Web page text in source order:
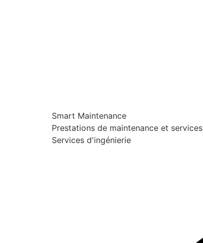
Smart Maintenance
Prestations de maintenance et services
Services d'ingénierie